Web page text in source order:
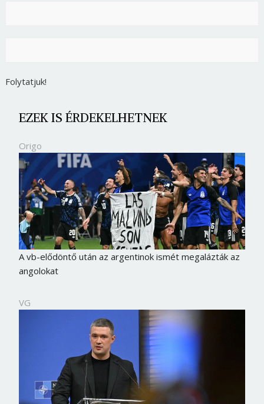
Folytatjuk!
EZEK IS ÉRDEKELHETNEK
Origo
A vb-elődöntő után az argentinok ismét megalázták az
angolokat
VG